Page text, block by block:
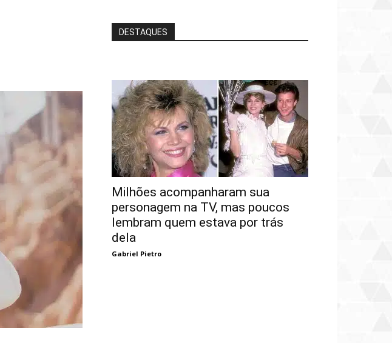
DESTAQUES
Milhões acompanharam sua
personagem na TV, mas poucos
lembram quem estava por trás
dela
Gabriel Pietro